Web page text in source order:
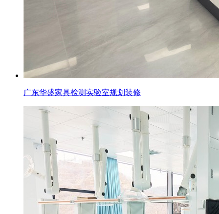
广东华盛家具检测实验室规划装修